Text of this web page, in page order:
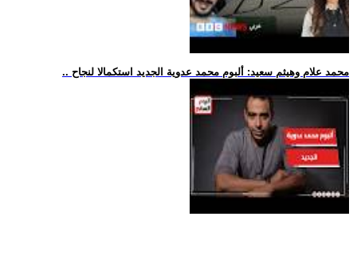
.. محمد علام وهيثم سعيد: ألبوم محمد عدوية الجديد استكمالا لنجاح